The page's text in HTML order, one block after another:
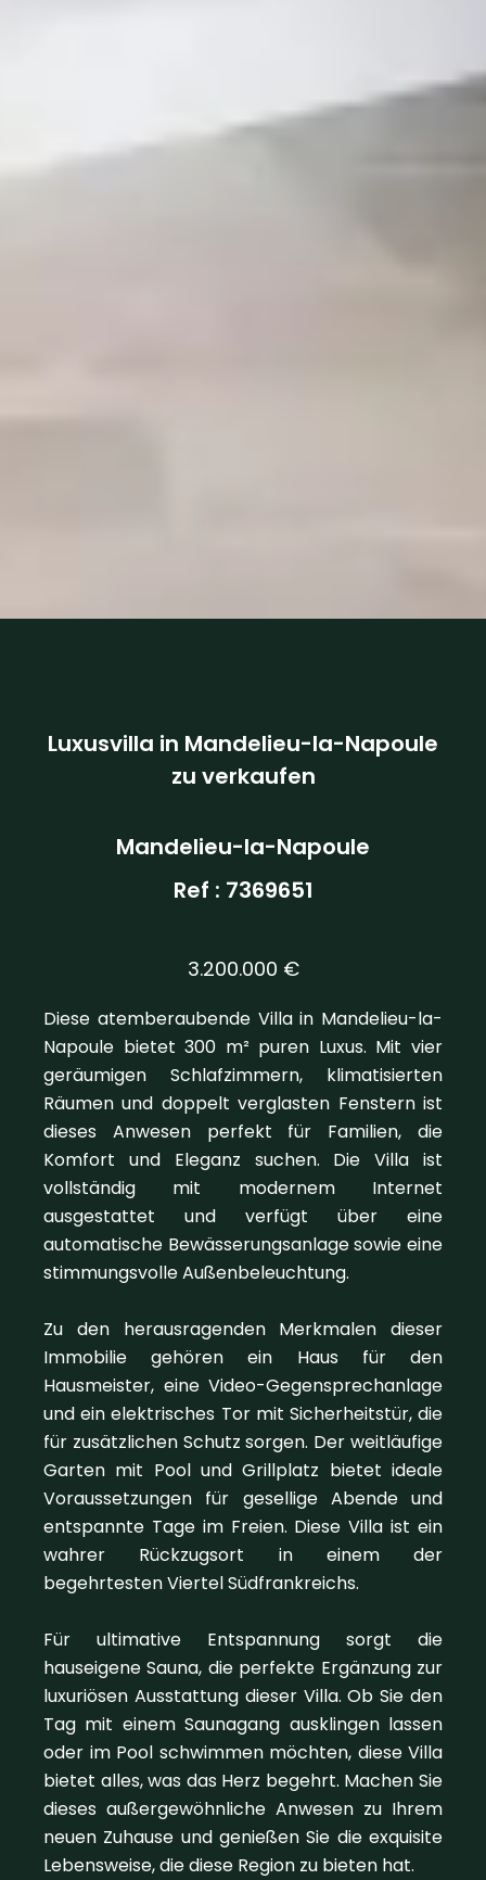
Luxusvilla in Mandelieu-la-Napoule
zu verkaufen
Mandelieu-la-Napoule
Ref : 7369651
3.200.000 €
Diese atemberaubende Villa in Mandelieu-la-
Napoule bietet 300 m² puren Luxus. Mit vier
geräumigen Schlafzimmern, klimatisierten
Räumen und doppelt verglasten Fenstern ist
dieses Anwesen perfekt für Familien, die
Komfort und Eleganz suchen. Die Villa ist
vollständig mit modernem Internet
ausgestattet und verfügt über eine
automatische Bewässerungsanlage sowie eine
stimmungsvolle Außenbeleuchtung.
Zu den herausragenden Merkmalen dieser
Immobilie gehören ein Haus für den
Hausmeister, eine Video-Gegensprechanlage
und ein elektrisches Tor mit Sicherheitstür, die
für zusätzlichen Schutz sorgen. Der weitläufige
Garten mit Pool und Grillplatz bietet ideale
Voraussetzungen für gesellige Abende und
entspannte Tage im Freien. Diese Villa ist ein
wahrer Rückzugsort in einem der
begehrtesten Viertel Südfrankreichs.
Für ultimative Entspannung sorgt die
hauseigene Sauna, die perfekte Ergänzung zur
luxuriösen Ausstattung dieser Villa. Ob Sie den
Tag mit einem Saunagang ausklingen lassen
oder im Pool schwimmen möchten, diese Villa
bietet alles, was das Herz begehrt. Machen Sie
dieses außergewöhnliche Anwesen zu Ihrem
neuen Zuhause und genießen Sie die exquisite
Lebensweise, die diese Region zu bieten hat.